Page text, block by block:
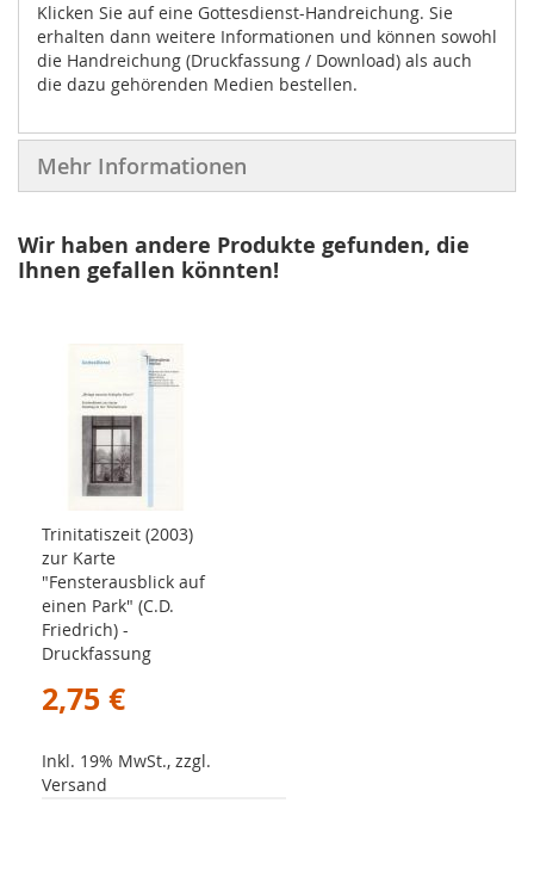
Klicken Sie auf eine Gottesdienst-Handreichung. Sie
erhalten dann weitere Informationen und können sowohl
die Handreichung (Druckfassung / Download) als auch
die dazu gehörenden Medien bestellen.
Mehr Informationen
Wir haben andere Produkte gefunden, die
Ihnen gefallen könnten!
Trinitatiszeit (2003)
zur Karte
"Fensterausblick auf
einen Park" (C.D.
Friedrich) -
Druckfassung
2,75 €
Inkl. 19% MwSt., zzgl.
Versand